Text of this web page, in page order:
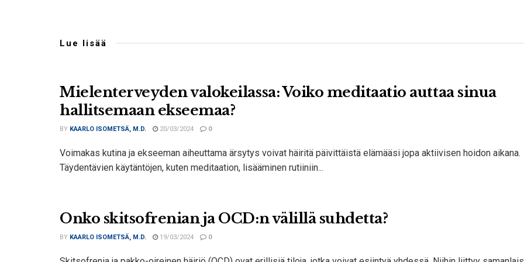
Lue lisää
Mielenterveyden valokeilassa: Voiko meditaatio auttaa sinua
hallitsemaan ekseemaa?
BY KAARLO ISOMETSÄ, M.D. 20/03/2024 0
Voimakas kutina ja ekseeman aiheuttama ärsytys voivat häiritä päivittäistä elämääsi jopa aktiivisen hoidon aikana.
Täydentävien käytäntöjen, kuten meditaation, lisääminen rutiiniin...
Onko skitsofrenian ja OCD:n välillä suhdetta?
BY KAARLO ISOMETSÄ, M.D. 19/03/2024 0